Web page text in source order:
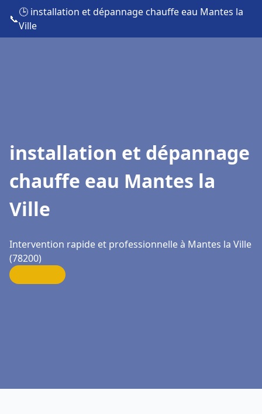
📞
🕒 installation et dépannage chauffe eau Mantes la
Ville
installation et dépannage
chauffe eau Mantes la
Ville
Intervention rapide et professionnelle à Mantes la Ville
(78200)